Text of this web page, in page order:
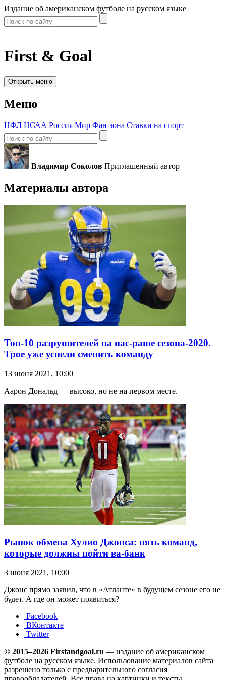
Издание об американском футболе на русском языке
First & Goal
Открыть меню
Меню
НФЛ НСАА Россия Мир Фан-зона Ставки на спорт
Владимир Соколов Приглашенный автор
Материалы автора
Топ-10 разрушителей на пас-раше сезона-2020.
Трое уже успели сменить команду
13 июня 2021, 10:00
Аарон Дональд — высоко, но не на первом месте.
Рынок обмена Хулио Джонса: пять команд,
которые должны пойти ва-банк
3 июня 2021, 10:00
Джонс прямо заявил, что в «Атланте» в будущем сезоне его не
будет. А где он может появиться?
Facebook
ВКонтакте
Twitter
© 2015–2026 Firstandgoal.ru — издание об американском
футболе на русском языке. Использование материалов cайта
разрешено только с предварительного согласия